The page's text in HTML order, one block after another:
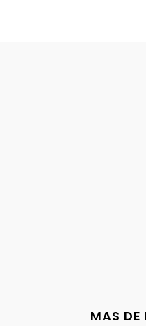
MAS DE